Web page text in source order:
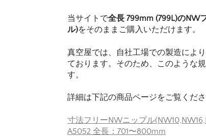
当サイトで全長 799mm (799L)のNW
ル)をそのままご購入いただけます。
真空屋では、自社工場での製造によ
ております。そのため、このような
す。
詳細は下記の商品ページをご覧くださ
寸法フリーNWニップル
A5052 全長：701〜800mm